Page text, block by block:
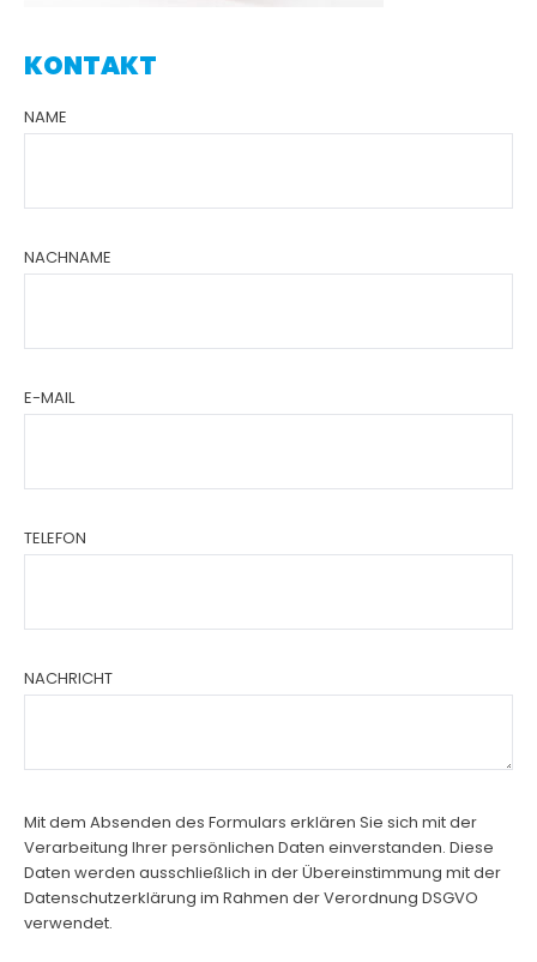
KONTAKT
NAME
NACHNAME
E-MAIL
TELEFON
NACHRICHT
Mit dem Absenden des Formulars erklären Sie sich mit der
Verarbeitung Ihrer persönlichen Daten einverstanden. Diese
Daten werden ausschließlich in der Übereinstimmung mit der
Datenschutzerklärung im Rahmen der Verordnung DSGVO
verwendet.